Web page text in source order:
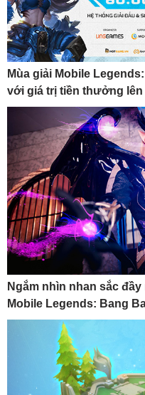
Mùa giải Mobile
với giá trị tiền thưởng lên
Ngắm nhìn nhan sắc
Mobile Legends: Bang